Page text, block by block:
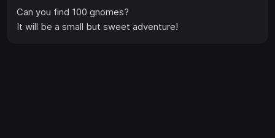
Can you find 100 gnomes?
It will be a small but sweet adventure!